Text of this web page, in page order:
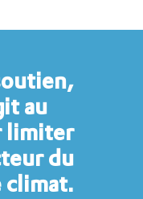
au
limiter
du
climat.